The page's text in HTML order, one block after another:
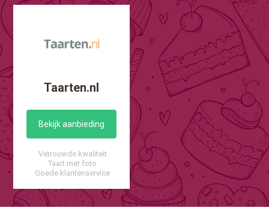
Taarten.nl
Bekijk aanbieding
Vetrouwde kwaliteit
Taart met foto
Goede klantenservice